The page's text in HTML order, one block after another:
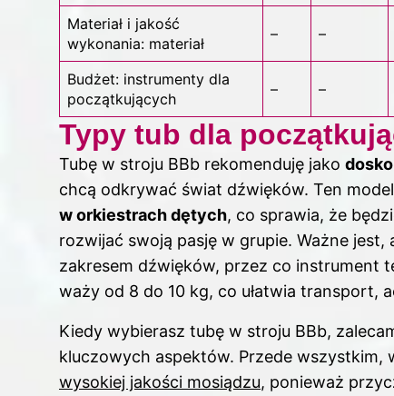
Materiał i jakość
wykonania: materiał
– –
Budżet: instrumenty dla
początkujących
– –
Typy tub dla
Tubę w stroju BBb rekomenduję jako
chcą odkrywać świat dźwięków. Ten
w orkiestrach dętych, co sprawia, że
rozwijać swoją pasję w grupie. Ważne
zakresem dźwięków, przez co instrument
waży od 8 do 10 kg, co ułatwia transport,
Kiedy wybierasz tubę w stroju BBb,
kluczowych aspektów. Przede
wysokiej jakości mosiądzu, ponieważ